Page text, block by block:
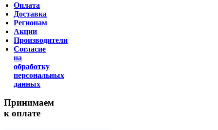
Оплата
Доставка
Регионам
Акции
Производители
Согласие
на
обработку
персональных
данных
Принимаем
к оплате